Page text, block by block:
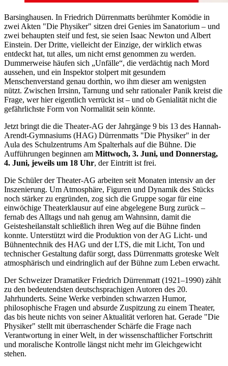
Barsinghausen. In Friedrich Dürrenmatts berühmter Komödie in
zwei Akten "Die Physiker" sitzen drei Genies im Sanatorium – und
zwei behaupten steif und fest, sie seien Isaac Newton und Albert
Einstein. Der Dritte, vielleicht der Einzige, der wirklich etwas
entdeckt hat, tut alles, um nicht ernst genommen zu werden.
Dummerweise häufen sich „Unfälle“, die verdächtig nach Mord
aussehen, und ein Inspektor stolpert mit gesundem
Menschenverstand genau dorthin, wo ihm dieser am wenigsten
nützt. Zwischen Irrsinn, Tarnung und sehr rationaler Panik kreist die
Frage, wer hier eigentlich verrückt ist – und ob Genialität nicht die
gefährlichste Form von Normalität sein könnte.
Jetzt bringt die die Theater-AG der Jahrgänge 9 bis 13 des Hannah-
Arendt-Gymnasiums (HAG) Dürrenmatts "Die Physiker" in der
Aula des Schulzentrums Am Spalterhals auf die Bühne. Die
Aufführungen beginnen am Mittwoch, 3. Juni, und Donnerstag,
4. Juni, jeweils um 18 Uhr, der Eintritt ist frei.
Die Schüler der Theater-AG arbeiten seit Monaten intensiv an der
Inszenierung. Um Atmosphäre, Figuren und Dynamik des Stücks
noch stärker zu ergründen, zog sich die Gruppe sogar für eine
einwöchige Theaterklausur auf eine abgelegene Burg zurück –
fernab des Alltags und nah genug am Wahnsinn, damit die
Geistesheilanstalt schließlich ihren Weg auf die Bühne finden
konnte. Unterstützt wird die Produktion von der AG Licht- und
Bühnentechnik des HAG und der LTS, die mit Licht, Ton und
technischer Gestaltung dafür sorgt, dass Dürrenmatts groteske Welt
atmosphärisch und eindringlich auf der Bühne zum Leben erwacht.
Der Schweizer Dramatiker Friedrich Dürrenmatt (1921–1990) zählt
zu den bedeutendsten deutschsprachigen Autoren des 20.
Jahrhunderts. Seine Werke verbinden schwarzen Humor,
philosophische Fragen und absurde Zuspitzung zu einem Theater,
das bis heute nichts von seiner Aktualität verloren hat. Gerade "Die
Physiker" stellt mit überraschender Schärfe die Frage nach
Verantwortung in einer Welt, in der wissenschaftlicher Fortschritt
und moralische Kontrolle längst nicht mehr im Gleichgewicht
stehen.